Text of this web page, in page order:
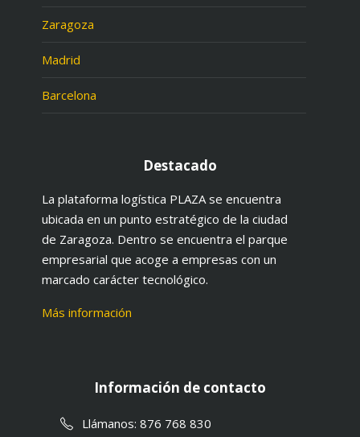
Zaragoza
Madrid
Barcelona
Destacado
La plataforma logística PLAZA se encuentra
ubicada en un punto estratégico de la ciudad
de Zaragoza. Dentro se encuentra el parque
empresarial que acoge a empresas con un
marcado carácter tecnológico.
Más información
Información de contacto
Llámanos: 876 768 830